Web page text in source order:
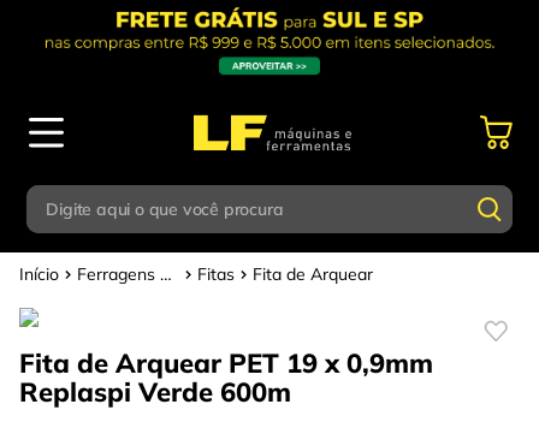
Digite aqui o que você procura
Digite aqui o que você procura
Ferragens em Geral Fitas Fita de Arquear
Fita de Arquear PET 19 x 0,9mm
Replaspi Verde 600m
Termos mais buscados
2º caixa ferramentas
3 esmerilhadeira
Termos mais buscados
º parafusadeira